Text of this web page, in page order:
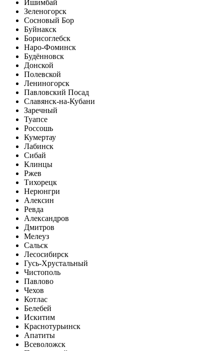
Ишимбай
Зеленогорск
Сосновый Бор
Буйнакск
Борисоглебск
Наро-Фоминск
Будённовск
Донской
Полевской
Лениногорск
Павловский Посад
Славянск-на-Кубани
Заречный
Туапсе
Россошь
Кумертау
Лабинск
Сибай
Клинцы
Ржев
Тихорецк
Нерюнгри
Алексин
Ревда
Александров
Дмитров
Мелеуз
Сальск
Лесосибирск
Гусь-Хрустальный
Чистополь
Павлово
Чехов
Котлас
Белебей
Искитим
Краснотурьинск
Апатиты
Всеволожск